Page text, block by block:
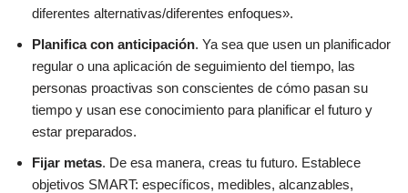
diferentes alternativas/diferentes enfoques».
Planifica con anticipación. Ya sea que usen un planificador
regular o una aplicación de seguimiento del tiempo, las
personas proactivas son conscientes de cómo pasan su
tiempo y usan ese conocimiento para planificar el futuro y
estar preparados.
Fijar metas. De esa manera, creas tu futuro. Establece
objetivos SMART: específicos, medibles, alcanzables,